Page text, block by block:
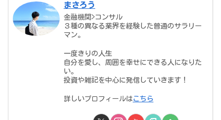
まさろう
金融機関>コンサル
３種の異なる業界を経験した普通のサラリー
マン。
一度きりの人生
自分を愛し、周囲を幸せにできる人になりた
い。
投資や雑記を中心に発信していきます！
詳しいプロフィールはこちら